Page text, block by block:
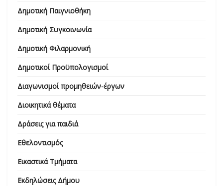
Δημοτική Παιγνιοθήκη
Δημοτική Συγκοινωνία
Δημοτική Φιλαρμονική
Δημοτικοί Προϋπολογισμοί
Διαγωνισμοί προμηθειών-έργων
Διοικητικά θέματα
Δράσεις για παιδιά
Εθελοντισμός
Εικαστικά Τμήματα
Εκδηλώσεις Δήμου